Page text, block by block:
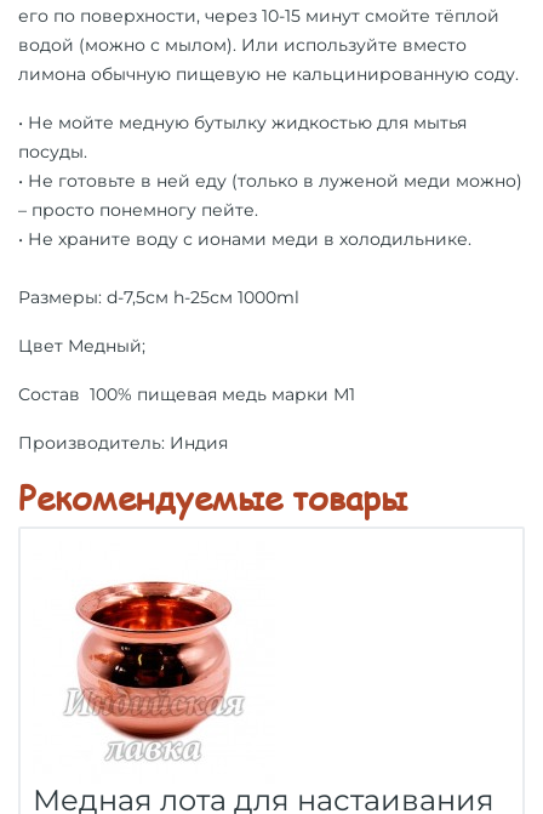
его по поверхности, через 10-15 минут смойте тёплой
водой (можно с мылом). Или используйте вместо
лимона обычную пищевую не кальцинированную соду.
• Не мойте медную бутылку жидкостью для мытья
посуды.
• Не готовьте в ней еду (только в луженой меди можно)
– просто понемногу пейте.
• Не храните воду с ионами меди в холодильнике.
Размеры: d-7,5см h-25см 1000ml
Цвет Медный;
Состав 100% пищевая медь марки М1
Производитель: Индия
Рекомендуемые товары
Медная лота для настаивания